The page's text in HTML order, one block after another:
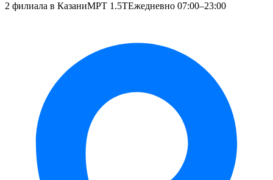
2 филиала в КазаниМРТ 1.5TЕжедневно 07:00–23:00